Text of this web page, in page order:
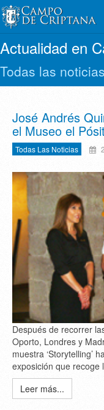
Actualidad en
Todas las noticias
José Andrés
el Museo el
Todas Las Noticias
Después de recorrer
Oporto, Londres y
muestra ‘Storytelling’
exposición que recoge
Leer más...